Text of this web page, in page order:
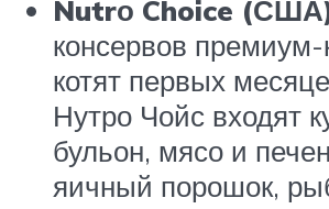
Nutrо Choice
консервов премиум-
котят первых
Нутро Чойс входят
бульон, мясо и
яичный порошок,